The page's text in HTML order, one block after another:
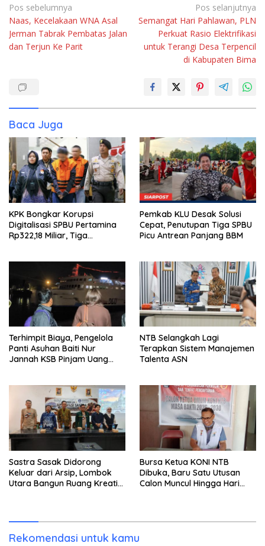
Navigasi
pos
Pos sebelumnya
Naas, Kecelakaan WNA Asal
Jerman Tabrak Pembatas Jalan
dan Terjun Ke Parit
Pos selanjutnya
Semangat Hari Pahlawan, PLN
Perkuat Rasio Elektrifikasi
untuk Terangi Desa Terpencil
di Kabupaten Bima
Baca Juga
KPK Bongkar Korupsi
Digitalisasi SPBU Pertamina
Rp322,18 Miliar, Tiga
Pemkab KLU Desak Solusi
Cepat, Penutupan Tiga SPBU
Picu Antrean Panjang BBM
Terhimpit Biaya, Pengelola
Panti Asuhan Baiti Nur
Jannah KSB Pinjam Uang
Kunjung Tuntas
NTB Selangkah Lagi
Terapkan Sistem Manajemen
Talenta ASN
Sastra Sasak Didorong
Keluar dari Arsip, Lombok
Utara Bangun Ruang Kreatif
Bursa Ketua KONI NTB
Dibuka, Baru Satu Utusan
Calon Muncul Hingga Hari
Rekomendasi untuk kamu